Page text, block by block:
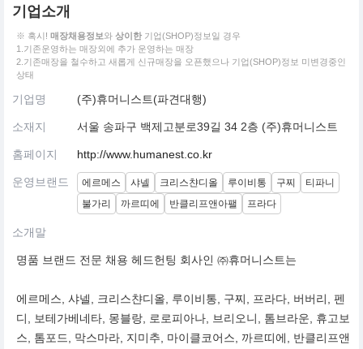
기업소개
※ 혹시! 매장채용정보와 상이한 기업(SHOP)정보일 경우
1.기존운영하는 매장외에 추가 운영하는 매장
2.기존매장을 철수하고 새롭게 신규매장을 오픈했으나 기업(SHOP)정보 미변경중인
상태
기업명 (주)휴머니스트(파견대행)
소재지 서울 송파구 백제고분로39길 34 2층 (주)휴머니스트
홈페이지 http://www.humanest.co.kr
운영브랜드 에르메스 샤넬 크리스챤디올 루이비통 구찌
티파니
불가리
까르띠에 반클리프앤아팰 프라다
소개말
명품 브랜드 전문 채용 헤드헌팅 회사인 ㈜휴머니스트는
에르메스, 샤넬, 크리스챤디올, 루이비통, 구찌, 프라다, 버버리, 펜
디, 보테가베네타, 몽블랑, 로로피아나, 브리오니, 톰브라운, 휴고보
스, 톰포드, 막스마라, 지미추, 마이클코어스, 까르띠에, 반클리프앤